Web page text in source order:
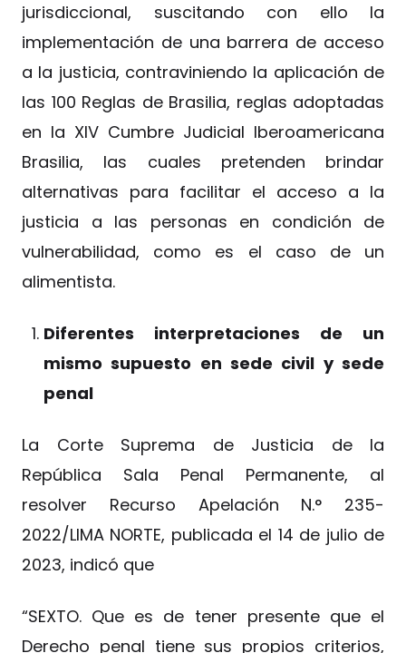
jurisdiccional, suscitando con ello la
implementación de una barrera de acceso
a la justicia, contraviniendo la aplicación de
las 100 Reglas de Brasilia, reglas adoptadas
en la XIV Cumbre Judicial Iberoamericana
Brasilia, las cuales pretenden brindar
alternativas para facilitar el acceso a la
justicia a las personas en condición de
vulnerabilidad, como es el caso de un
alimentista.
Diferentes interpretaciones de un
mismo supuesto en sede civil y sede
penal
La Corte Suprema de Justicia de la
República Sala Penal Permanente, al
resolver Recurso Apelación N.° 235-
2022/LIMA NORTE, publicada el 14 de julio de
2023, indicó que
“SEXTO. Que es de tener presente que el
Derecho penal tiene sus propios criterios,